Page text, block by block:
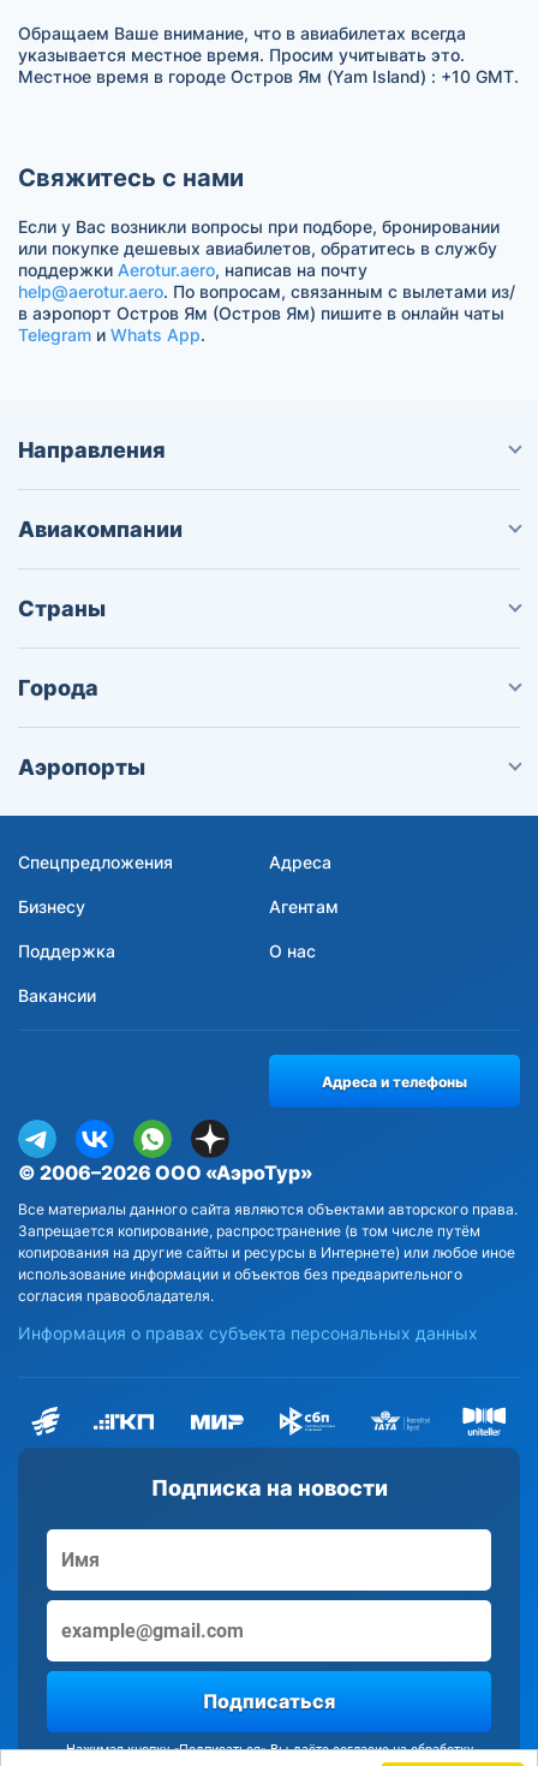
Обращаем Ваше внимание, что в авиабилетах всегда
указывается местное время. Просим учитывать это.
Местное время в городе Остров Ям (Yam Island) : +10 GMT.
Свяжитесь с нами
Если у Вас возникли вопросы при подборе, бронировании
или покупке дешевых авиабилетов, обратитесь в службу
поддержки Aerotur.aero, написав на почту
help@aerotur.aero. По вопросам, связанным с вылетами из/
в аэропорт Остров Ям (Остров Ям) пишите в онлайн чаты
Telegram и Whats App.
Направления
Авиакомпании
Страны
Города
Аэропорты
Спецпредложения Адреса
Бизнесу Агентам
Поддержка О нас
Вакансии
Подписка на новости
Подписаться
Нажимая кнопку «Подписаться» Вы даёте согласие на обработку
© 2006–2026 ООО «АэроТур»
Все материалы данного сайта являются объектами авторского права.
Запрещается копирование, распространение (в том числе путём
копирования на другие сайты и ресурсы в Интернете) или любое иное
использование информации и объектов без предварительного
согласия правообладателя.
Информация о правах субъекта персональных данных
Адреса и телефоны